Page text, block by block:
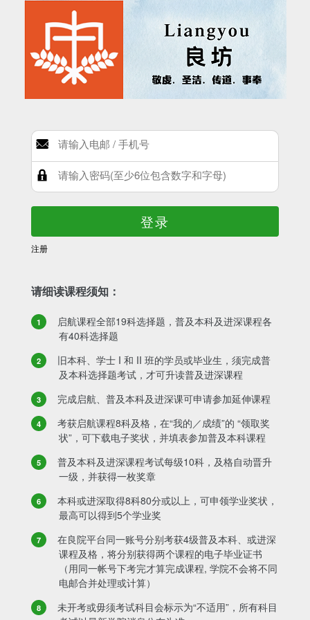
登录
注册
请细读课程须知：
启航课程全部19科选择题，普及本科及进深课程各
有40科选择题
旧本科、学士 I 和 II 班的学员或毕业生，须完成普
及本科选择题考试，才可升读普及进深课程
完成启航、普及本科及进深课可申请参加延伸课程
考获启航课程8科及格，在“我的／成绩”的 “领取奖
状”，可下载电子奖状，并填表参加普及本科课程
普及本科及进深课程考试每级10科，及格自动晋升
一级，并获得一枚奖章
本科或进深取得8科80分或以上，可申领学业奖状，
最高可以得到5个学业奖
在良院平台同一账号分别考获4级普及本科、或进深
课程及格，将分别获得两个课程的电子毕业证书
（用同一帐号下考完才算完成课程, 学院不会将不同
电邮合并处理或计算）
未开考或毋须考试科目会标示为“不适用”，所有科目